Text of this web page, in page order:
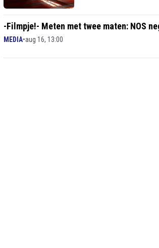
-Filmpje!- Meten met twee maten: NOS
MEDIA•aug 16, 13:00